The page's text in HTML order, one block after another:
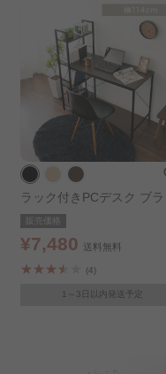
ラック付きPCデスク ブラ
ク販売価格
¥7,480 送料無料
(4)
1～3日以内発送予定